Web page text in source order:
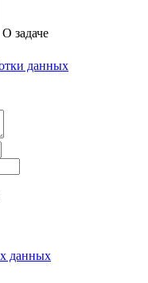
О задаче
данных
данных